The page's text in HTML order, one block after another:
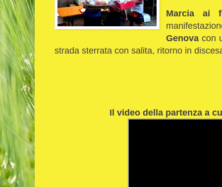
Marcia ai
Genova con
strada sterrata con salita, ritorno in
Il video della partenza a